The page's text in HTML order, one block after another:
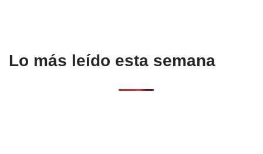
Lo más leído esta semana